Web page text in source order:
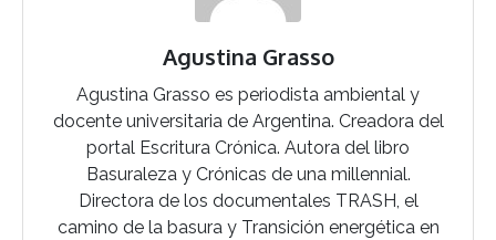
Agustina Grasso
Agustina Grasso es periodista ambiental y
docente universitaria de Argentina. Creadora del
portal Escritura Crónica. Autora del libro
Basuraleza y Crónicas de una millennial.
Directora de los documentales TRASH, el
camino de la basura y Transición energética en